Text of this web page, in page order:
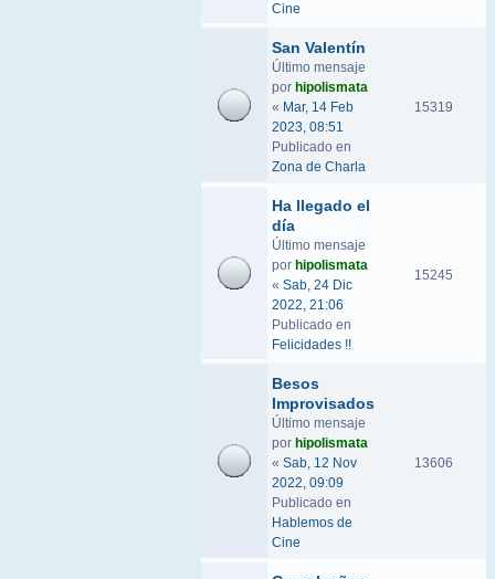
Cine
San Valentín
Último mensaje
por hipolismata
« Mar, 14 Feb
2023, 08:51
Publicado en
Zona de Charla
15319
Ha llegado el
día
Último mensaje
por hipolismata
« Sab, 24 Dic
2022, 21:06
Publicado en
Felicidades !!
15245
Besos
Improvisados
Último mensaje
por hipolismata
« Sab, 12 Nov
2022, 09:09
Publicado en
Hablemos de
Cine
13606